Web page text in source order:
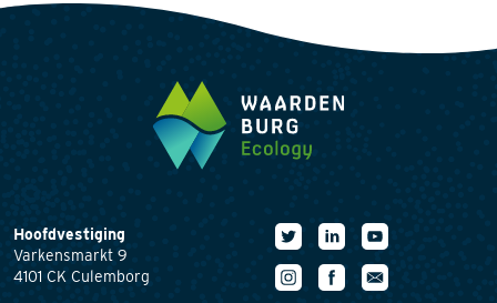
Hoofdvestiging
Varkensmarkt 9
4101 CK Culemborg